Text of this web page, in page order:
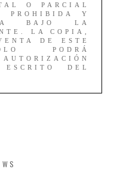
O PARCIAL
PROHIBIDA Y
BAJO LA
LA COPIA,
DE ESTE
PODRÁ
DEL
WS